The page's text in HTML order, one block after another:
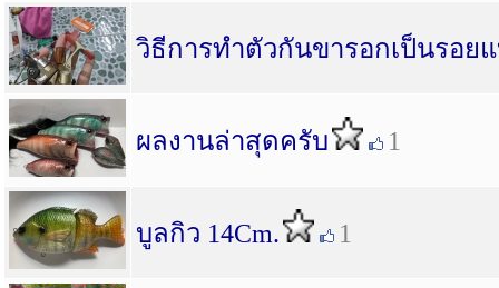
วิธีการทำตัวกันขารอกเป็นรอย
ผลงานล่าสุดครับ 1
บูลกิว 14Cm. 1